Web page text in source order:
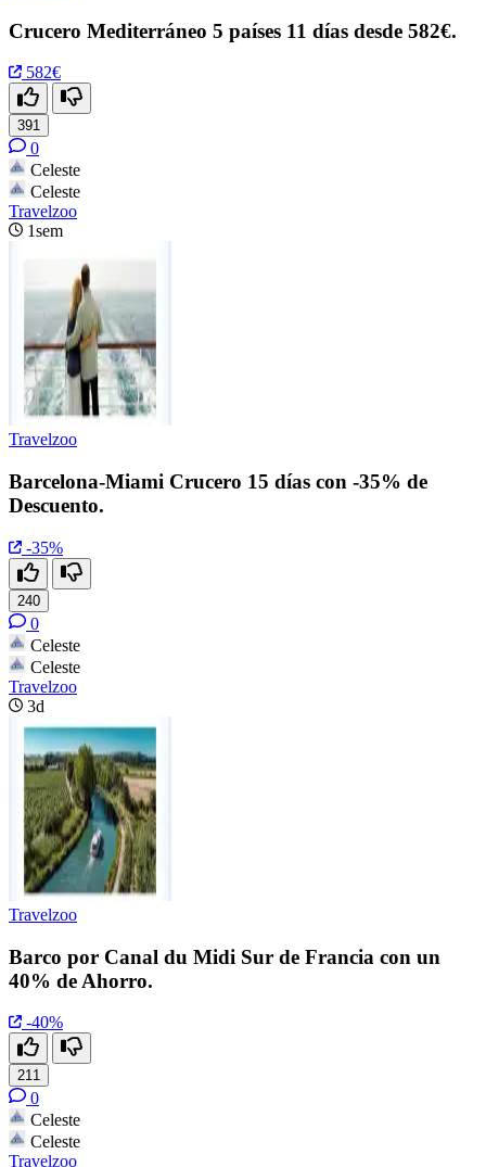
Crucero Mediterráneo 5 países 11 días desde 582€.
582€
391
0
Celeste
Celeste
Travelzoo
1sem
Travelzoo
Barcelona-Miami Crucero 15 días con -35% de
Descuento.
-35%
240
0
Celeste
Celeste
Travelzoo
3d
Travelzoo
Barco por Canal du Midi Sur de Francia con un
40% de Ahorro.
-40%
211
0
Celeste
Celeste
Travelzoo